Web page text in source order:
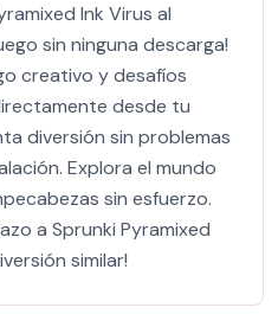
Ink Virus al
sin ninguna descarga!
creativo y desafíos
desde tu
diversión sin problemas
Explora el mundo
sin esfuerzo.
a Sprunki Pyramixed
similar!